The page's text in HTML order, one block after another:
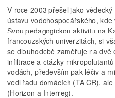
V roce 2003 přešel jako
ústavu vodohospodářského,
Svou pedagogickou aktivitu na
francouzských univerzitách, si
se dlouhodobě zaměřuje na dvě
infiltrace a otázky
vodách, především pak léčiv a
vedl řadu domácích (TA ČR),
(Horizon a Interreg).